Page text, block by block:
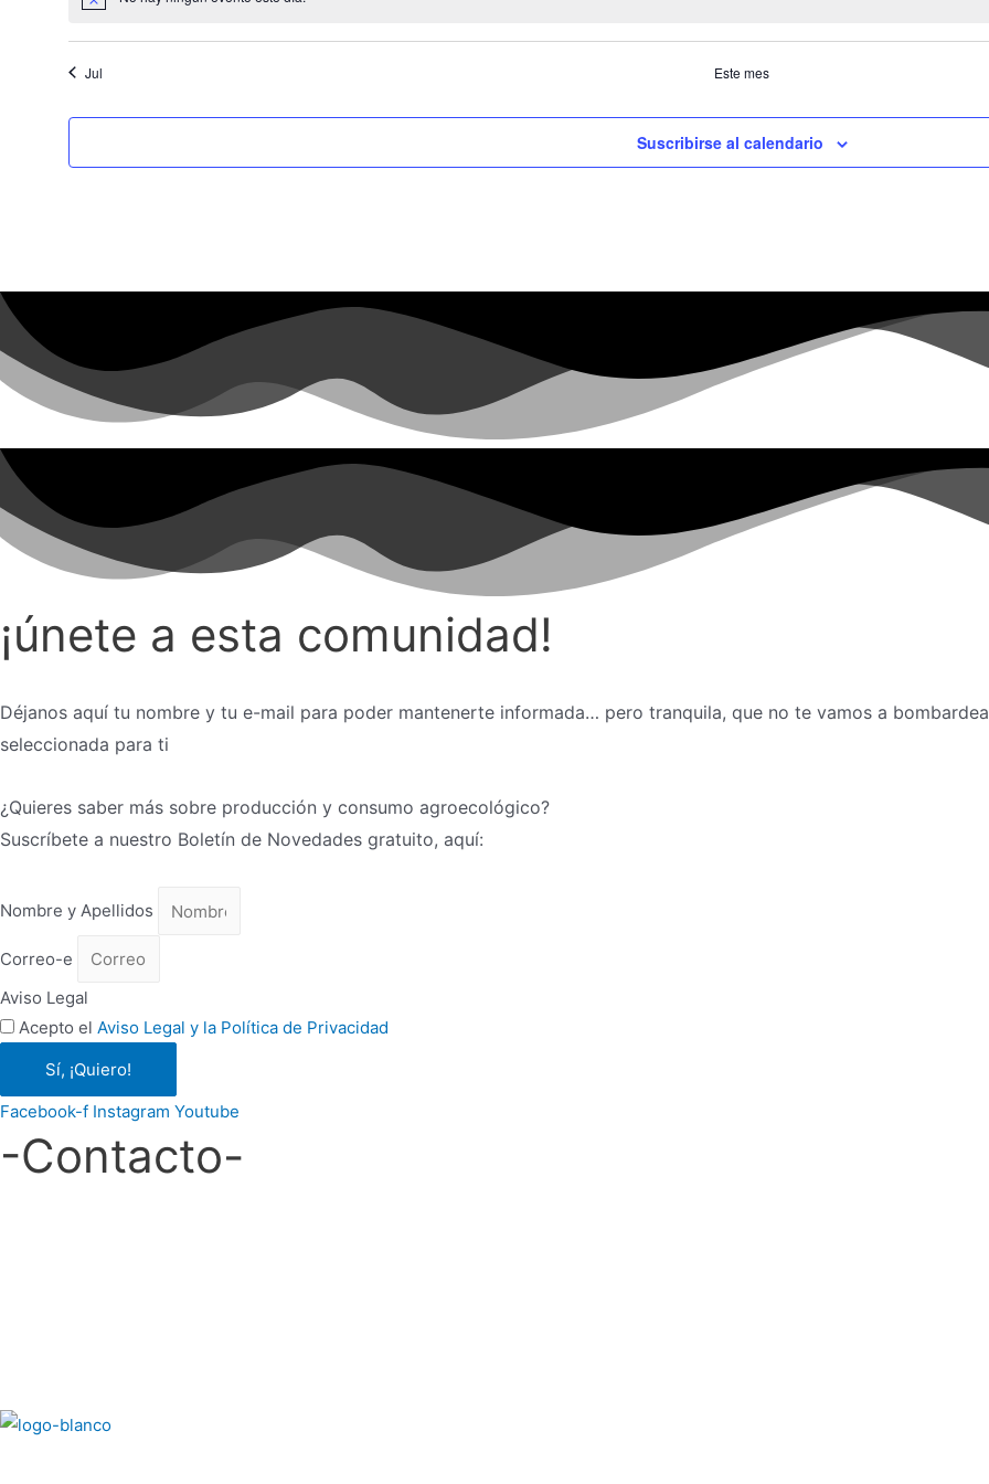
Jul Este mes
Suscribirse al calendario
¡únete a esta comunidad!
Déjanos aquí tu nombre y tu e-mail para poder mantenerte informada… pero tranquila, que no te vamos a
seleccionada para ti
¿Quieres saber más sobre producción y consumo agroecológico?
Suscríbete a nuestro Boletín de Novedades gratuito, aquí:
Nombre y Apellidos
Correo-e
Aviso Legal
Acepto el Aviso Legal y la Política de Privacidad
Sí, ¡Quiero!
Facebook-f Instagram Youtube
-Contacto-